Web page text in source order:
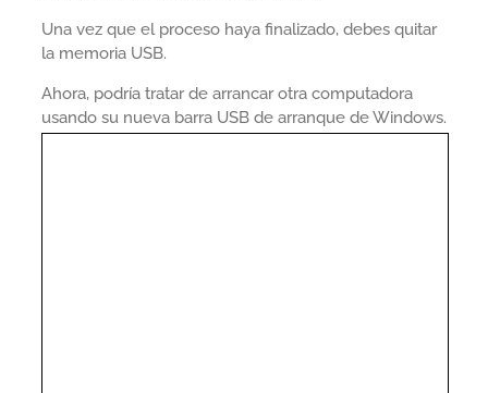
Una vez que el proceso haya finalizado, debes quitar
la memoria USB.
Ahora, podría tratar de arrancar otra computadora
usando su nueva barra USB de arranque de Windows.